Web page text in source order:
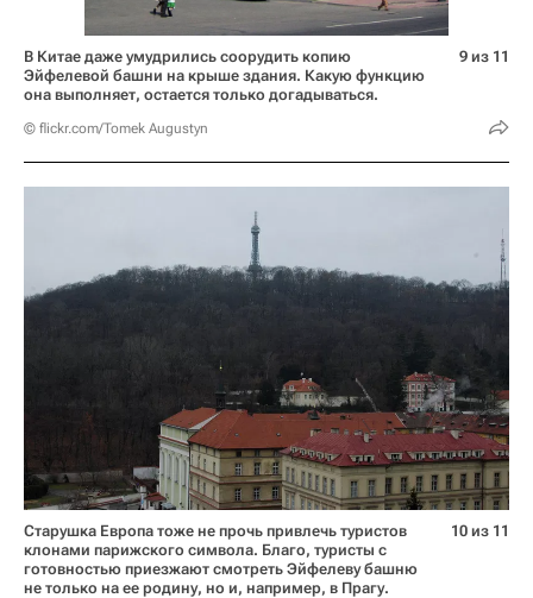
В Китае даже умудрились соорудить копию
Эйфелевой башни на крыше здания. Какую функцию
она выполняет, остается только догадываться.
© flickr.com/Tomek Augustyn
9 из 11
Старушка Европа тоже не прочь привлечь туристов
клонами парижского символа. Благо, туристы с
готовностью приезжают смотреть Эйфелеву башню
не только на ее родину, но и, например, в Прагу.
10 из 11